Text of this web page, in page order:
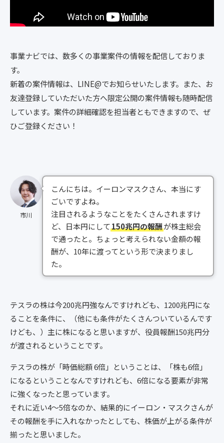
事業ナビでは、数多くの事業案件の情報を配信しておりま
す。
新着の案件情報は、LINE@でお知らせいたします。また、お
友達登録していただいた方へ限定公開の案件情報も随時配信
しています。案件の詳細確認を担当者ともできますので、ぜ
ひご登録ください！
市川
こんにちは。イーロンマスクさん、本当にす
ごいですよね。
注目されるようなことをたくさんされますけ
ど、日本円にして150兆円の報酬が株主総会
で通ったと。ちょっと考えられない金額の報
酬が、10年に渡ってという形で決まりまし
た。
テスラの株は今200兆円強なんですけれども、1200兆円にな
ることを条件に、（他にも条件がたくさんついているんです
けども、）主に株になると思いますが、役員報酬150兆円分
が渡されるということです。
テスラの株が「時価総額 6倍」ということは、「株も6倍」
になるということなんですけれども、6倍になる要素が非常
に強くなったと思っています。
それに近い4～5倍なのか、結果的にイーロン・マスクさんが
その報酬を手に入れなかったとしても、株価が上がる条件が
揃ったと思いました。